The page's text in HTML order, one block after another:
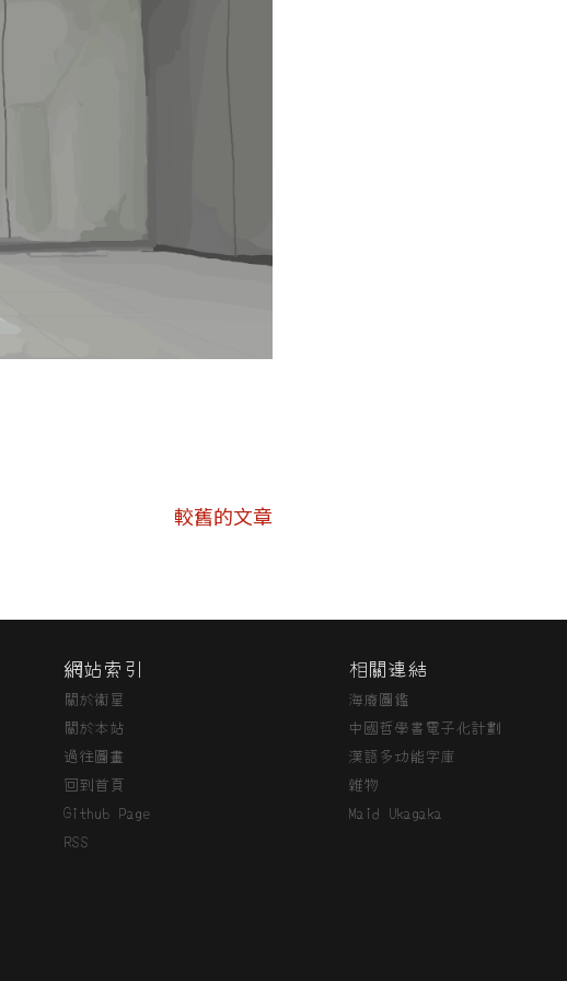
較舊的文章
網站索引
關於衞星
關於本站
過往圖畫
回到首頁
Github Page
RSS
相關連結
海廢圖鑑
中國哲學書電子化計劃
漢語多功能字庫
雜物
Maid Ukagaka